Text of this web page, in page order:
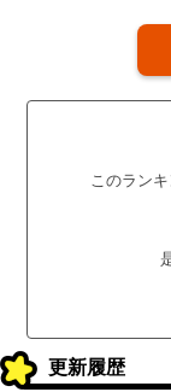
このラン
更新履歴